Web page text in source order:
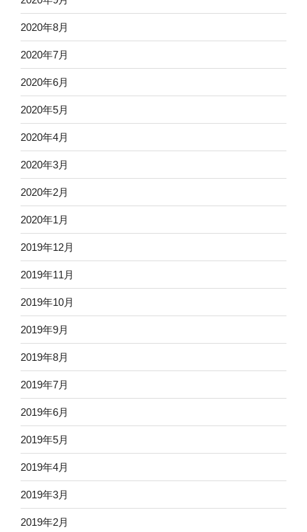
2020年8月
2020年7月
2020年6月
2020年5月
2020年4月
2020年3月
2020年2月
2020年1月
2019年12月
2019年11月
2019年10月
2019年9月
2019年8月
2019年7月
2019年6月
2019年5月
2019年4月
2019年3月
2019年2月